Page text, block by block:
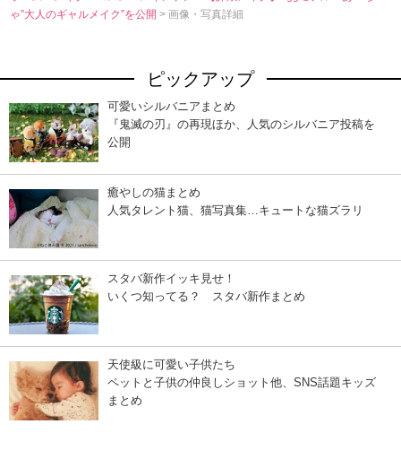
ゃ”大人のギャルメイク”を公開> 画像・写真詳細
ピックアップ
可愛いシルバニアまとめ
『鬼滅の刃』の再現ほか、人気のシルバニア投稿を
公開
癒やしの猫まとめ
人気タレント猫、猫写真集…キュートな猫ズラリ
スタバ新作イッキ見せ！
いくつ知ってる？ スタバ新作まとめ
天使級に可愛い子供たち
ペットと子供の仲良しショット他、SNS話題キッズ
まとめ